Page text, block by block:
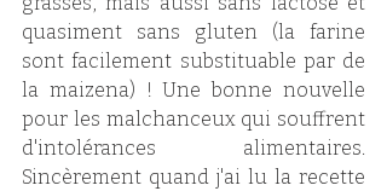
quasiment sans gluten (la farine
sont facilement substituable par de
la maizena) ! Une bonne nouvelle
pour les malchanceux qui souffrent
d'intolérances alimentaires.
Sincèrement quand j'ai lu la recette